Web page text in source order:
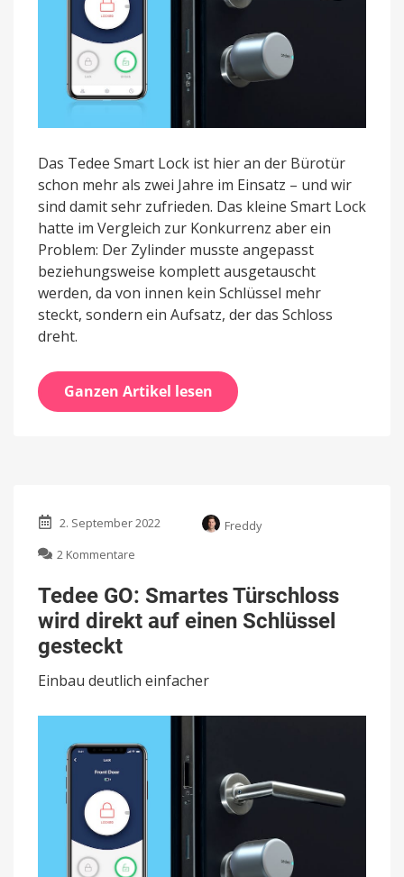
Das Tedee Smart Lock ist hier an der Bürotür
schon mehr als zwei Jahre im Einsatz – und wir
sind damit sehr zufrieden. Das kleine Smart Lock
hatte im Vergleich zur Konkurrenz aber ein
Problem: Der Zylinder musste angepasst
beziehungsweise komplett ausgetauscht
werden, da von innen kein Schlüssel mehr
steckt, sondern ein Aufsatz, der das Schloss
dreht.
Ganzen Artikel lesen
2. September 2022
Freddy
2 Kommentare
GO:
Smartes
Türschloss
auf
einen
Tedee GO: Smartes Türschloss
wird direkt auf einen Schlüssel
gesteckt
Einbau deutlich einfacher